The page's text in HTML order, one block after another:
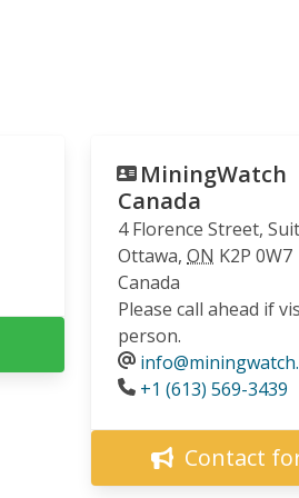
COMMUNIQUÉ
La contestation prend
l’ampleur : onze
organisations
d’être entendues dans
poursuite du CQDE
Loi C-5
27.04.2026
Communiqué de
Collectif Nous Mine
20.04.2026
MiningWatch
Canada
4 Florence Street,
Ottawa, ON K2P 0W7
Canada
Please call ahead if
person.
Phone
+1 (613) 569-3439
Contact